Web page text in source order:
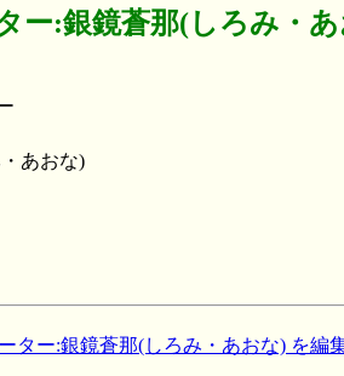
ー:銀鏡蒼那(しろみ・
あおな)
ター:銀鏡蒼那(しろみ・あおな) を編